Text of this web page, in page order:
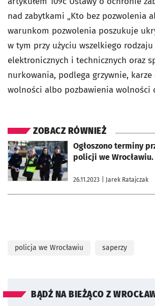
nad zabytkami „Kto bez pozwolenia
warunkom pozwolenia poszukuje
w tym przy użyciu wszelkiego rodzaju
elektronicznych i technicznych oraz
nurkowania, podlega grzywnie, karze
wolności albo pozbawienia wolności
ZOBACZ RÓWNIEŻ
Ogłoszono terminy
policji we
26.11.2023 | Jarek Ratajczak
otworzy się w nowej karcie
policja we Wrocławiu saperzy
BĄDŹ NA BIEŻĄCO Z